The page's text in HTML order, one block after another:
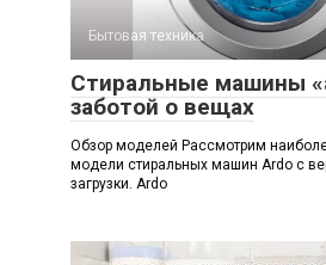
Бытовая техника
Стиральные машины
заботой о вещах
Обзор моделей Рассмотрим
модели стиральных машин Ardo с
загрузки. Ardo